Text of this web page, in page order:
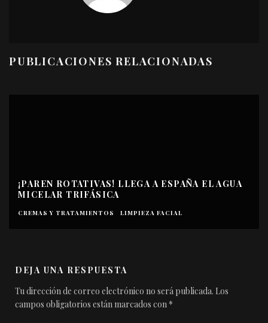
PUBLICACIONES RELACIONADAS
¡PAREN ROTATIVAS! LLEGA A ESPAÑA EL AGUA
MICELAR TRIFÁSICA
CREMAS Y TRATAMIENTOS LIMPIEZA FACIAL
DEJA UNA RESPUESTA
Tu dirección de correo electrónico no será publicada. Los
campos obligatorios están marcados con *